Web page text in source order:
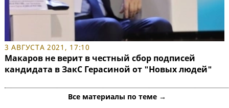
3 АВГУСТА 2021, 17:10
Макаров не верит в честный сбор подписей
кандидата в ЗакС Герасиной от "Новых людей"
Все материалы по теме →